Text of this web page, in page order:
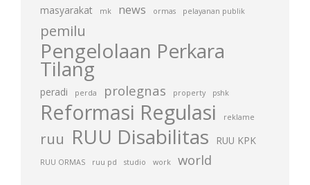
masyarakat mk news ormas pelayanan publik
pemilu
Pengelolaan Perkara
Tilang
peradi perda prolegnas property pshk
Reformasi Regulasi reklame
ruu RUU Disabilitas RUU KPK
RUU ORMAS ruu pd studio work world